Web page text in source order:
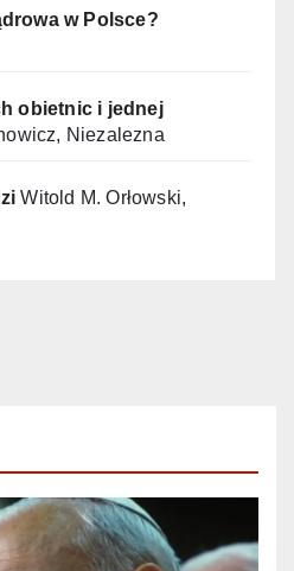
w Polsce?
obietnic i jednej
Niezalezna
Witold M. Orłowski,